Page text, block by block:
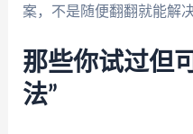
案，不是随便翻翻就能解决
那些你试过但
法”